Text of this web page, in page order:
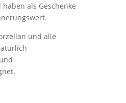
als Geschenke
und alle